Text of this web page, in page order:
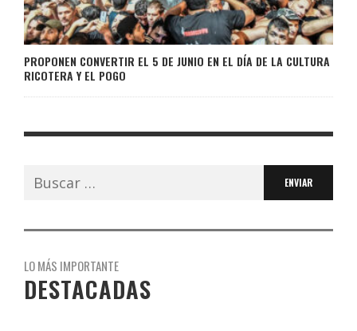
PROPONEN CONVERTIR EL 5 DE JUNIO EN EL DÍA DE LA CULTURA
RICOTERA Y EL POGO
Buscar:
LO MÁS IMPORTANTE
DESTACADAS